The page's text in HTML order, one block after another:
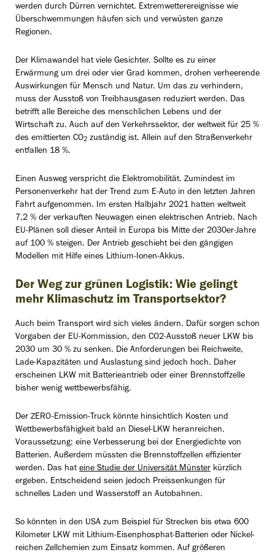
werden durch Dürren vernichtet. Extremwetterereignisse wie
Überschwemmungen häufen sich und verwüsten ganze
Regionen.
Der Klimawandel hat viele Gesichter. Sollte es zu einer
Erwärmung um drei oder vier Grad kommen, drohen verheerende
Auswirkungen für Mensch und Natur. Um das zu verhindern,
muss der Ausstoß von Treibhausgasen reduziert werden. Das
betrifft alle Bereiche des menschlichen Lebens und der
Wirtschaft zu. Auch auf den Verkehrssektor, der weltweit für 25 %
des emittierten CO2 zuständig ist. Allein auf den Straßenverkehr
entfallen 18 %.
Einen Ausweg verspricht die Elektromobilität. Zumindest im
Personenverkehr hat der Trend zum E-Auto in den letzten Jahren
Fahrt aufgenommen. Im ersten Halbjahr 2021 hatten weltweit
7,2 % der verkauften Neuwagen einen elektrischen Antrieb. Nach
EU-Plänen soll dieser Anteil in Europa bis Mitte der 2030er-Jahre
auf 100 % steigen. Der Antrieb geschieht bei den gängigen
Modellen mit Hilfe eines Lithium-Ionen-Akkus.
Der Weg zur grünen Logistik: Wie gelingt
mehr Klimaschutz im Transportsektor?
Auch beim Transport wird sich vieles ändern. Dafür sorgen schon
Vorgaben der EU-Kommission, den CO2-Ausstoß neuer LKW bis
2030 um 30 % zu senken. Die Anforderungen bei Reichweite,
Lade-Kapazitäten und Auslastung sind jedoch hoch. Daher
erscheinen LKW mit Batterieantrieb oder einer Brennstoffzelle
bisher wenig wettbewerbsfähig.
Der ZERO-Emission-Truck könnte hinsichtlich Kosten und
Wettbewerbsfähigkeit bald an Diesel-LKW heranreichen.
Voraussetzung: eine Verbesserung bei der Energiedichte von
Batterien. Außerdem müssten die Brennstoffzellen effizienter
werden. Das hat eine Studie der Universität Münster kürzlich
ergeben. Entscheidend seien jedoch Preissenkungen für
schnelles Laden und Wasserstoff an Autobahnen.
So könnten in den USA zum Beispiel für Strecken bis etwa 600
Kilometer LKW mit Lithium-Eisenphosphat-Batterien oder Nickel-
reichen Zellchemien zum Einsatz kommen. Auf größeren